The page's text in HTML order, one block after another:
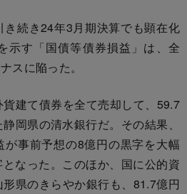
続き24年3月期決算でも顕在化
示す「国債等債券損益」は、全
スに陥った。
建て債券を全て売却して、59.7
岡県の清水銀行だ。その結果、
が事前予想の8億円の黒字を大幅
なった。このほか、国に公的資
県のきらやか銀行も、81.7億円